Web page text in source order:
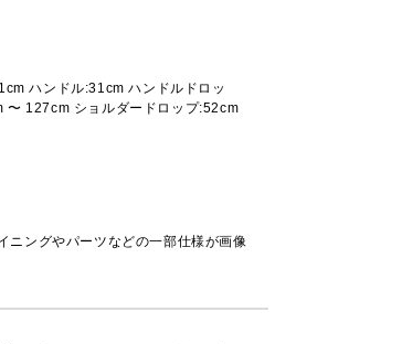
ハンドル:31cm ハンドルドロッ
〜 127cm ショルダードロップ:52cm
ングやパーツなどの一部仕様が画像